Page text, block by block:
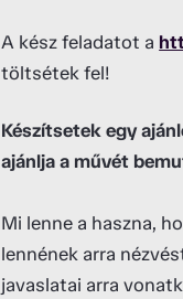
A kész feladatot a
töltsétek fel!
Készítsetek egy
ajánlja a művét
Mi lenne a haszna,
lennének arra
javaslatai arra